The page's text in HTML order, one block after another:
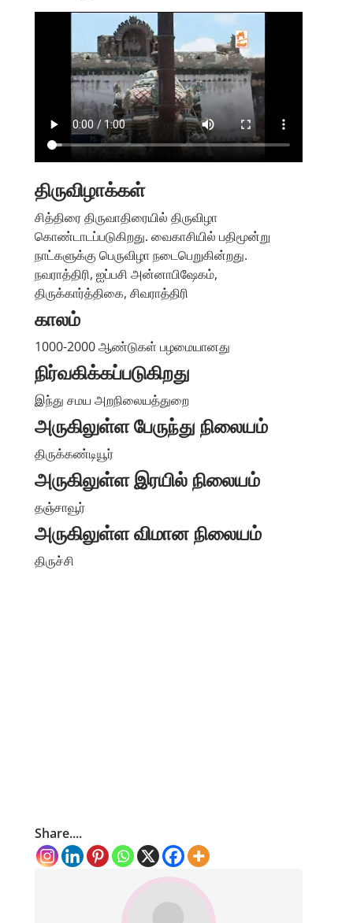
திருவிழாக்கள்
சித்திரை திருவாதிரையில் திருவிழா
கொண்டாடப்படுகிறது. வைகாசியில் பதிமூன்று
நாட்களுக்கு பெருவிழா நடைபெறுகின்றது.
நவராத்திரி, ஐப்பசி அன்னாபிஷேகம்,
திருக்கார்த்திகை, சிவராத்திரி
காலம்
1000-2000 ஆண்டுகள் பழமையானது
நிர்வகிக்கப்படுகிறது
இந்து சமய அறநிலையத்துறை
அருகிலுள்ள பேருந்து நிலையம்
திருக்கண்டியூர்
அருகிலுள்ள இரயில் நிலையம்
தஞ்சாவூர்
அருகிலுள்ள விமான நிலையம்
திருச்சி
Share....